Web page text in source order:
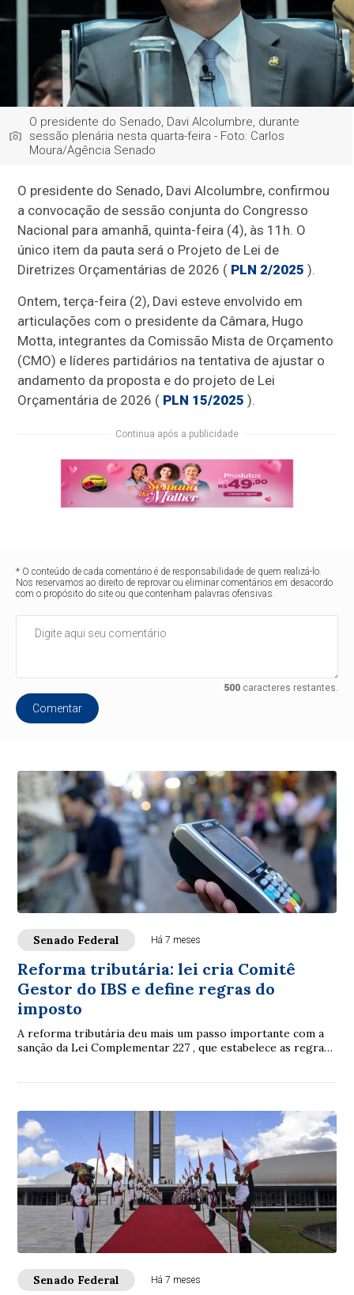
O presidente do Senado, Davi Alcolumbre, durante
sessão plenária nesta quarta-feira - Foto: Carlos
Moura/Agência Senado
O presidente do Senado, Davi Alcolumbre, confirmou
a convocação de sessão conjunta do Congresso
Nacional para amanhã, quinta-feira (4), às 11h. O
único item da pauta será o Projeto de Lei de
Diretrizes Orçamentárias de 2026 ( PLN 2/2025 ).
Ontem, terça-feira (2), Davi esteve envolvido em
articulações com o presidente da Câmara, Hugo
Motta, integrantes da Comissão Mista de Orçamento
(CMO) e líderes partidários na tentativa de ajustar o
andamento da proposta e do projeto de Lei
Orçamentária de 2026 ( PLN 15/2025 ).
Continua após a publicidade
* O conteúdo de cada comentário é de responsabilidade de quem realizá-lo.
Nos reservamos ao direito de reprovar ou eliminar comentários em desacordo
com o propósito do site ou que contenham palavras ofensivas.
500caracteres restantes.
Comentar
Senado Federal Há 7 meses
Reforma tributária: lei cria Comitê
Gestor do IBS e define regras do
imposto
A reforma tributária deu mais um passo importante com a
sanção da Lei Complementar 227 , que estabelece as regras
Senado Federal Há 7 meses